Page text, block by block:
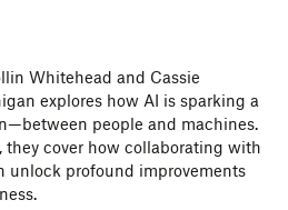
Whitehead and Cassie
explores how AI is sparking a
people and machines.
cover how collaborating with
unlock profound improvements